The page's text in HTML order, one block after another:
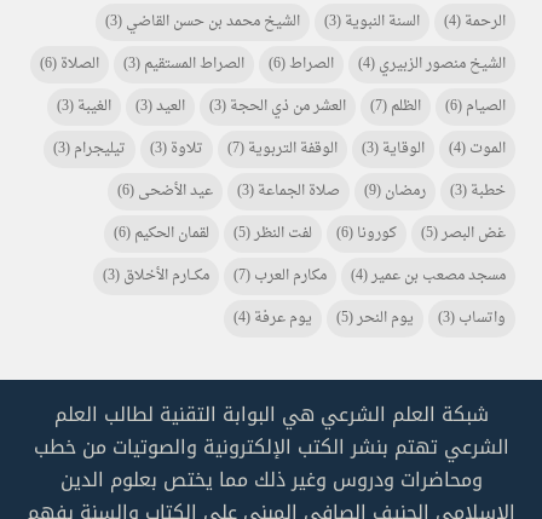
الرحمة(4) السنة النبوية(3) الشيخ محمد بن حسن القاضي(3)
الشيخ منصور الزبيري(4) الصراط(6) الصراط المستقيم(3) الصلاة(6)
الصيام(6) الظلم(7) العشر من ذي الحجة(3) العيد(3) الغيبة(3)
الموت(4) الوقاية(3) الوقفة التربوية(7) تلاوة(3) تيليجرام(3)
خطبة(3) رمضان(9) صلاة الجماعة(3) عيد الأضحى(6)
غض البصر(5) كورونا(6) لفت النظر(5) لقمان الحكيم(6)
مسجد مصعب بن عمير(4) مكارم العرب(7) مكـــارم الأخلاق(3)
واتساب(3) يوم النحر(5) يوم عرفة(4)
شبكة العلم الشرعي هي البوابة التقنية لطالب العلم
الشرعي تهتم بنشر الكتب الإلكترونية والصوتيات من خطب
ومحاضرات ودروس وغير ذلك مما يختص بعلوم الدين